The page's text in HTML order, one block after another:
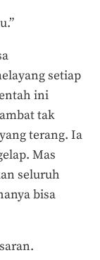
setiap
ini
tak
terang. Ia
Mas
seluruh
bisa